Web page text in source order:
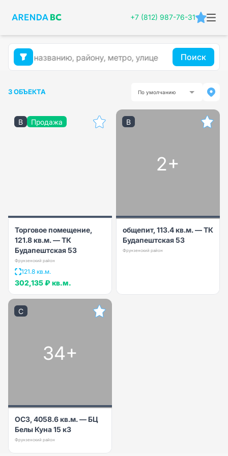
+7 (812) 987-76-31
Поиск
3 ОБЪЕКТА По умолчанию
B Продажа
Торговое помещение,
121.8 кв.м. — ТК
Будапештская 53
Фрунзенский район
121.8 кв.м.
302,135 ₽ кв.м.
B
2+
общепит, 113.4 кв.м. — ТК
Будапештская 53
Фрунзенский район
C
34+
ОСЗ, 4058.6 кв.м. — БЦ
Белы Куна 15 к3
Фрунзенский район